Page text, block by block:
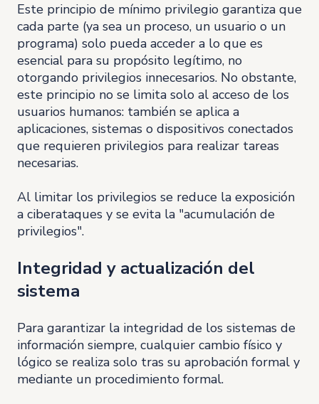
Este principio de mínimo privilegio garantiza que
cada parte (ya sea un proceso, un usuario o un
programa) solo pueda acceder a lo que es
esencial para su propósito legítimo, no
otorgando privilegios innecesarios. No obstante,
este principio no se limita solo al acceso de los
usuarios humanos: también se aplica a
aplicaciones, sistemas o dispositivos conectados
que requieren privilegios para realizar tareas
necesarias.
Al limitar los privilegios se reduce la exposición
a ciberataques y se evita la "acumulación de
privilegios".
Integridad y actualización del
sistema
Para garantizar la integridad de los sistemas de
información siempre, cualquier cambio físico y
lógico se realiza solo tras su aprobación formal y
mediante un procedimiento formal.